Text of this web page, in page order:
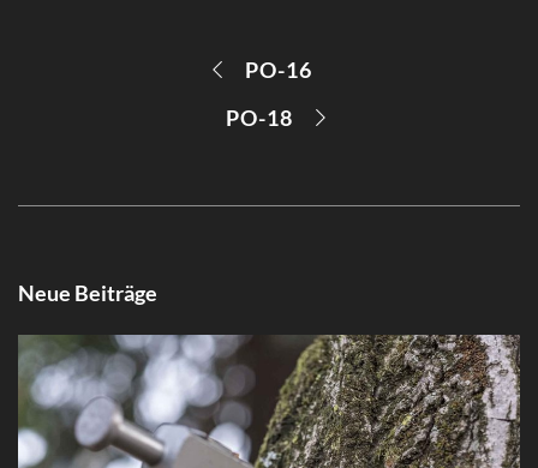
PO-16
PO-18
Neue Beiträge